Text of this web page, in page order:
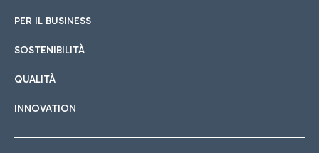
PER IL BUSINESS
SOSTENIBILITÀ
QUALITÀ
INNOVATION